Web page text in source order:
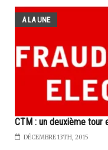
A LA UNE
CTM : un deuxième tour
DÉCEMBRE 13TH, 2015